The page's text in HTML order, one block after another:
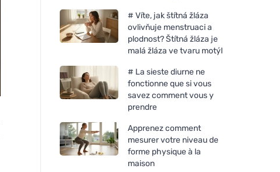
# Víte, jak štítná žláza
ovlivňuje menstruaci a
plodnost? Štítná žláza je
malá žláza ve tvaru motýl
# La sieste diurne ne
fonctionne que si vous
savez comment vous y
prendre
Apprenez comment
mesurer votre niveau de
forme physique à la
maison